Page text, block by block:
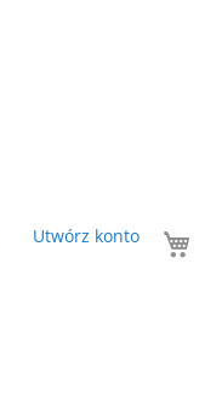
Utwórz konto